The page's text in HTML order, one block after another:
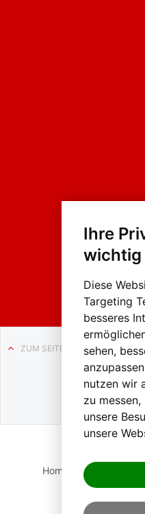
Ihre
wichtig
Diese
Targeting
besseres
sehen,
nutzen wir
zu
unsere
unsere
ZUM SEITENANFANG
Home Suche